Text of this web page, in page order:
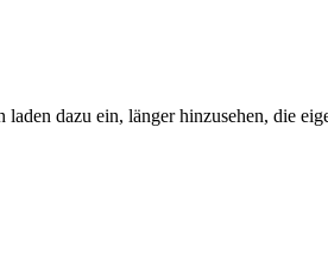
dazu ein, länger hinzusehen, die